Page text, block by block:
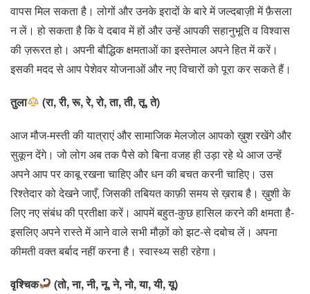
वापस मिल सकता है। लोगों और उनके इरादों के बारे में जल्दबाज़ी में फ़ैसला
न लें। हो सकता है कि वे दबाव में हों और उन्हें आपकी सहानुभूति व विश्वास
की ज़रूरत हो। अपनी बौद्धिक क्षमताओं का इस्तेमाल अपने हित में करें।
इसकी मदद से आप पेशेवर योजनाओं और नए विचारों को पूरा कर सकते हैं।
तुला (रा, री, रू, रे, रो, ता, ती, तू, ते)
आज मौज-मस्ती की यात्राएं और सामाजिक मेलजोल आपको ख़ुश रखेंगे और
सुकून देंगे। जो लोग अब तक पैसे को बिना वजह ही उड़ा रहे थे आज उन्हें
अपने आप पर काबू रखना चाहिए और धन की बचत करनी चाहिए। उस
रिश्तेदार को देखने जाएँ, जिसकी तबियत काफ़ी समय से ख़राब है। ख़ुशी के
लिए नए संबंध की प्रतीक्षा करें। आपमें बहुत-कुछ हासिल करने की क्षमता है-
इसलिए अपने रास्ते में आने वाले सभी मौक़ों को झट-से दबोच लें। अपना
कीमती वक्त बर्बाद नहीं करना है। स्वास्थ्य सही रहेगा।
वृश्चिक (तो, ना, नी, नू, ने, नो, या, यी, यू)